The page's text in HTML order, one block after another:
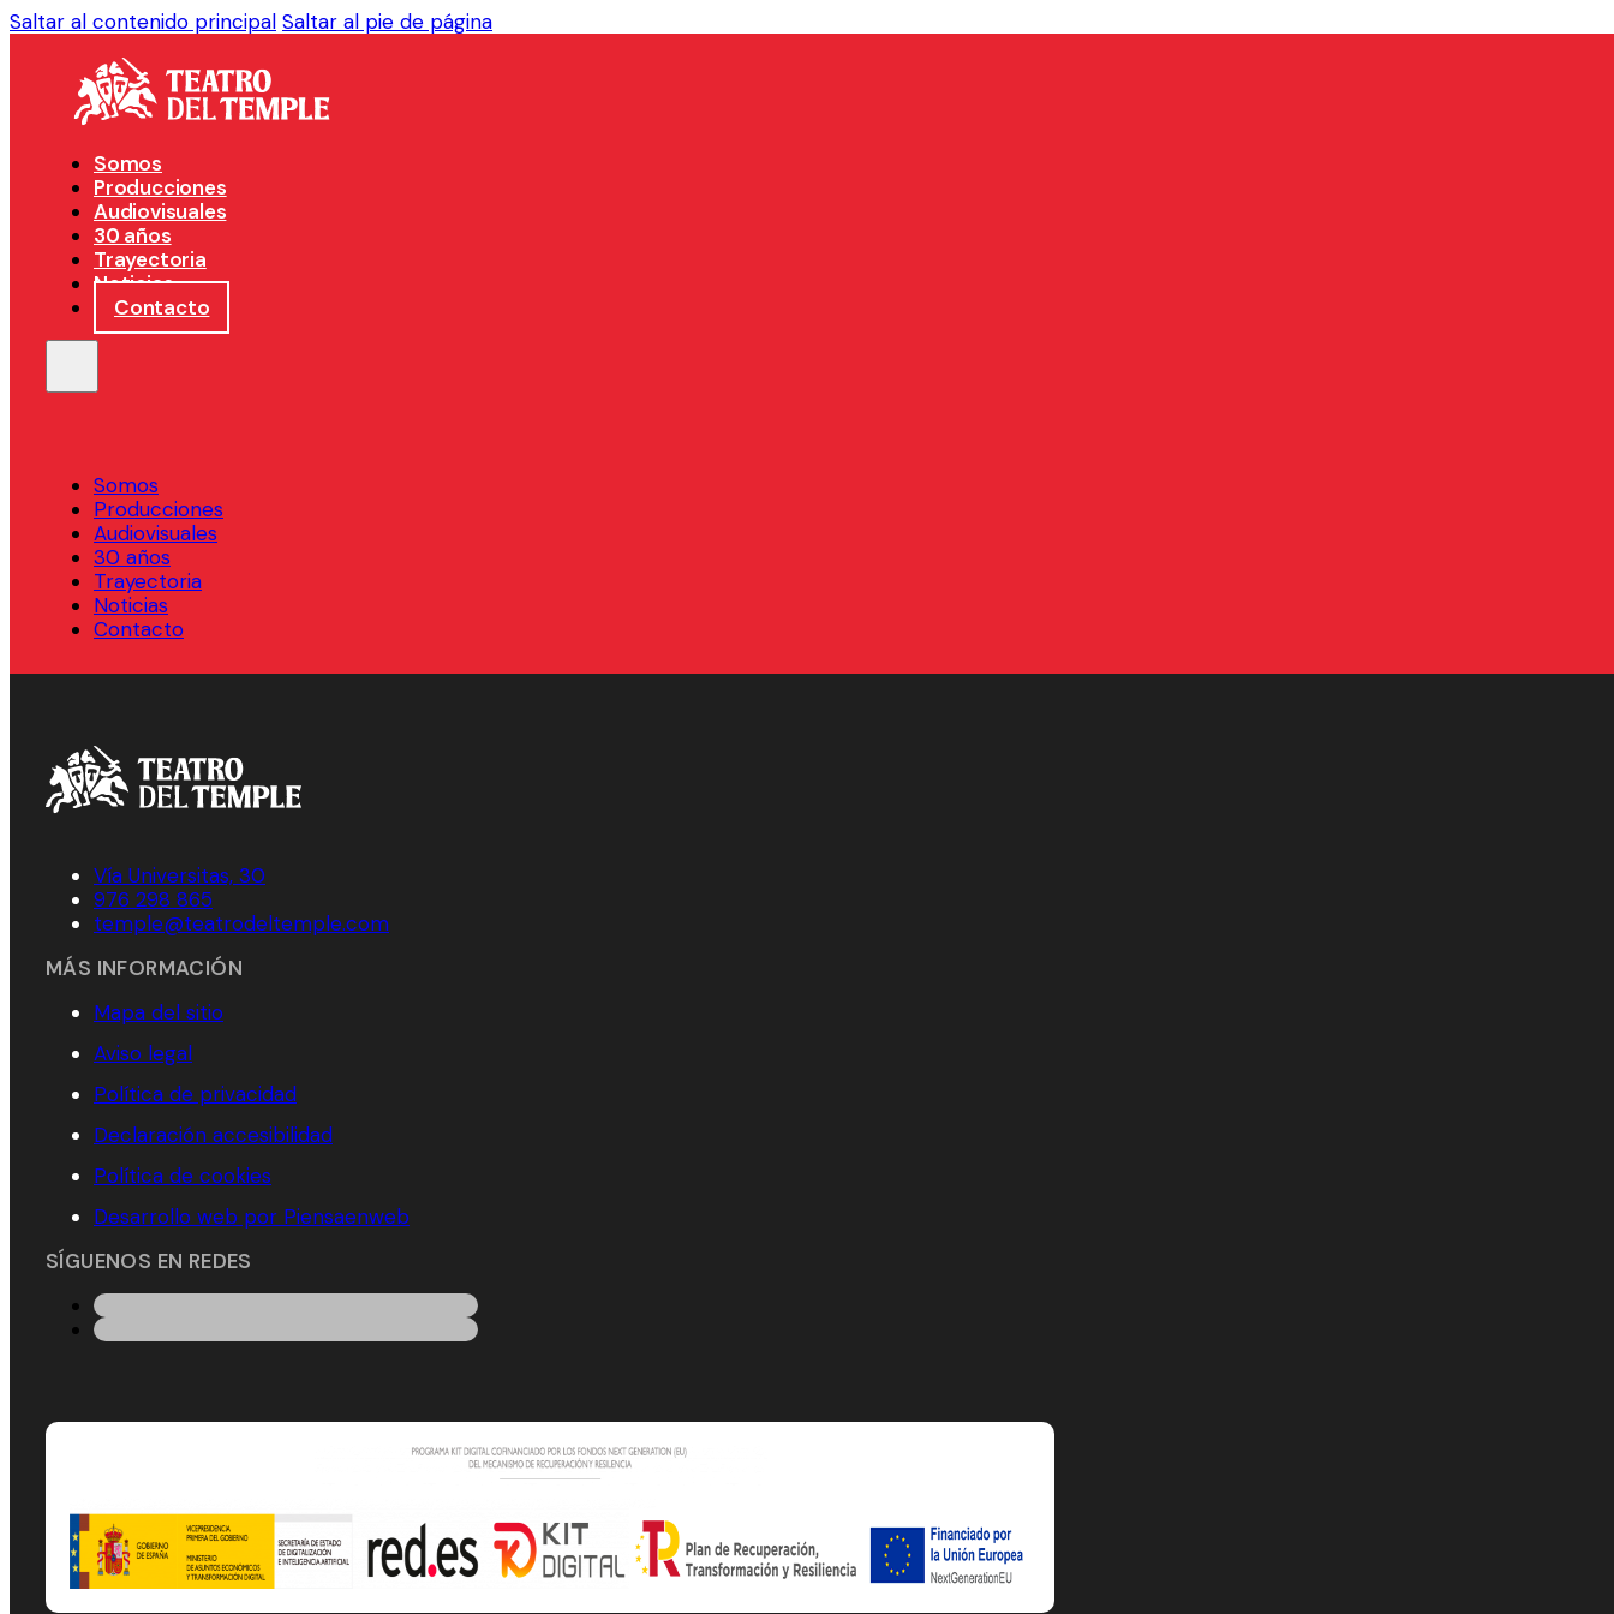
Saltar al contenido principal Saltar al pie de página
Somos
Producciones
Audiovisuales
30 años
Trayectoria
Noticias
Contacto
Somos
Producciones
Audiovisuales
30 años
Trayectoria
Noticias
Contacto
Vía Universitas, 30
976 298 865
temple@teatrodeltemple.com
MÁS INFORMACIÓN
Mapa del sitio
Aviso legal
Política de privacidad
Declaración accesibilidad
Política de cookies
Desarrollo web por Piensaenweb
SÍGUENOS EN REDES